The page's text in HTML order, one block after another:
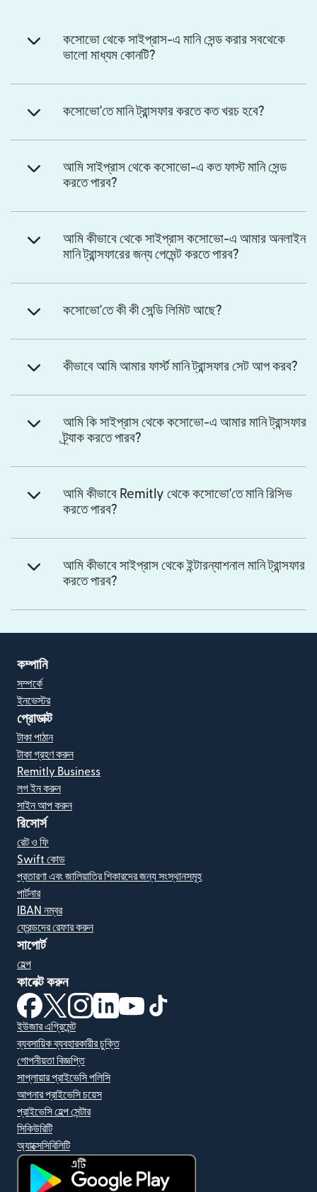
কসোভো থেকে সাইপ্রাস-এ মানি সেন্ড করার সবথেকে
ভালো মাধ্যম কোনটি?
কসোভো'তে মানি ট্রান্সফার করতে কত খরচ হবে?
আমি সাইপ্রাস থেকে কসোভো-এ কত ফাস্ট মানি সেন্ড
করতে পারব?
আমি কীভাবে থেকে সাইপ্রাস কসোভো-এ আমার অনলাইন
মানি ট্রান্সফারের জন্য পেমেন্ট করতে পারব?
কসোভো'তে কী কী সেন্ডি লিমিট আছে?
কীভাবে আমি আমার ফার্স্ট মানি ট্রান্সফার সেট আপ করব?
আমি কি সাইপ্রাস থেকে কসোভো-এ আমার মানি ট্রান্সফার
ট্র্যাক করতে পারব?
আমি কীভাবে Remitly থেকে কসোভো'তে মানি রিসিভ
করতে পারব?
আমি কীভাবে সাইপ্রাস থেকে ইন্টারন্যাশনাল মানি ট্রান্সফার
করতে পারব?
কম্পানি
সম্পর্কে
ইনভেস্টর
প্রোডাক্ট
টাকা পাঠান
টাকা গ্রহণ করুন
Remitly Business
লগ ইন করুন
সাইন আপ করুন
রিসোর্স
রেট ও ফি
Swift কোড
প্রতারণা এবং জালিয়াতির শিকারদের জন্য সংস্থানসমূহ
পার্টনার
IBAN নম্বর
ফ্রেন্ডদের রেফার করুন
সাপোর্ট
হেল্প
কানেক্ট করুন
(নতুন উইন্ডোতে খুলবে)
(নতুন উইন্ডোতে খুলবে)
(নতুন উইন্ডোতে খুলবে)
(নতুন উইন্ডোতে খুলবে)
(নতুন উইন্ডোতে খুলবে)
ইউজার এগ্রিমেন্ট
ব্যবসায়িক ব্যবহারকারীর চুক্তি
গোপনীয়তা বিজ্ঞপ্তি
সাপ্লায়ার প্রাইভেসি পলিসি
আপনার প্রাইভেসি চয়েস
প্রাইভেসি হেল্প সেন্টার
সিকিউরিটি
অ্যাক্সেসিবিলিটি